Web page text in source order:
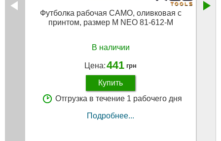
Футболка рабочая CAMO, оливковая с
принтом, размер M NEO 81-612-M
В наличии
Цена:441 грн
Купить
Отгрузка в течение 1 рабочего дня
Подробнее...